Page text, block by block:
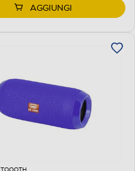
AGGIUNGI